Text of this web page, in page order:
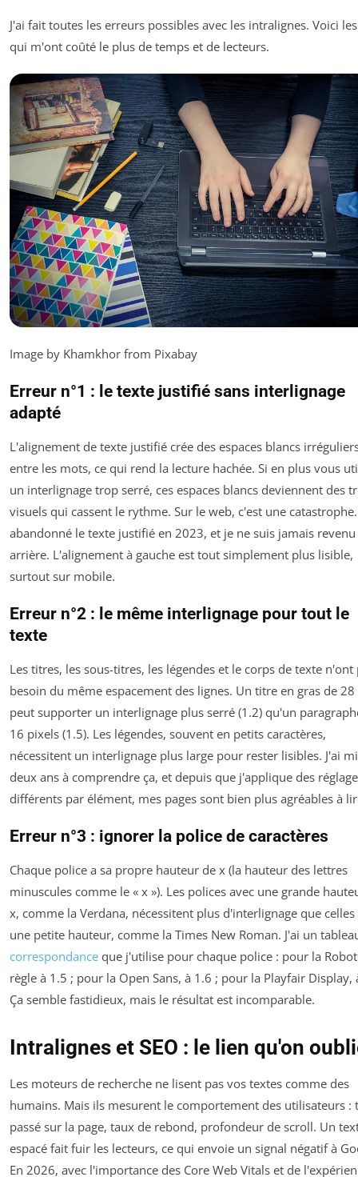
J'ai fait toutes les erreurs possibles avec les intralignes. Voici
qui m'ont coûté le plus de temps et de lecteurs.
Image by Khamkhor from Pixabay
Erreur n°1 : le texte justifié sans interlignage
adapté
L'alignement de texte justifié crée des espaces blancs
entre les mots, ce qui rend la lecture hachée. Si en plus vous
un interlignage trop serré, ces espaces blancs deviennent des
visuels qui cassent le rythme. Sur le web, c'est une catastrophe.
abandonné le texte justifié en 2023, et je ne suis jamais revenu
arrière. L'alignement à gauche est tout simplement plus lisible,
surtout sur mobile.
Erreur n°2 : le même interlignage pour tout le
texte
Les titres, les sous-titres, les légendes et le corps de texte n'ont
besoin du même espacement des lignes. Un titre en gras de
peut supporter un interlignage plus serré (1.2) qu'un
16 pixels (1.5). Les légendes, souvent en petits caractères,
nécessitent un interlignage plus large pour rester lisibles. J'ai
deux ans à comprendre ça, et depuis que j'applique des
différents par élément, mes pages sont bien plus agréables à
Erreur n°3 : ignorer la police de caractères
Chaque police a sa propre hauteur de x (la hauteur des lettres
minuscules comme le « x »). Les polices avec une grande
x, comme la Verdana, nécessitent plus d'interlignage que celles
une petite hauteur, comme la Times New Roman. J'ai un
correspondance que j'utilise pour chaque police : pour la
règle à 1.5 ; pour la Open Sans, à 1.6 ; pour la Playfair Display,
Ça semble fastidieux, mais le résultat est incomparable.
Intralignes et SEO : le lien qu'on
Les moteurs de recherche ne lisent pas vos textes comme des
humains. Mais ils mesurent le comportement des utilisateurs :
passé sur la page, taux de rebond, profondeur de scroll. Un
espacé fait fuir les lecteurs, ce qui envoie un signal négatif à
En 2026, avec l'importance des Core Web Vitals et de